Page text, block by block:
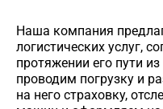
Наша компания
логистических услуг,
протяжении его пути
проводим погрузку и
на него страховку,